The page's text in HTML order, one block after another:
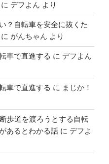
に デフよん より
？自転車を安全に抜くた
に がんちゃん より
車で直進する に デフよん
車で直進する に まじか！
歩道を渡ろうとする自転
あるとわかる話 に デフよ